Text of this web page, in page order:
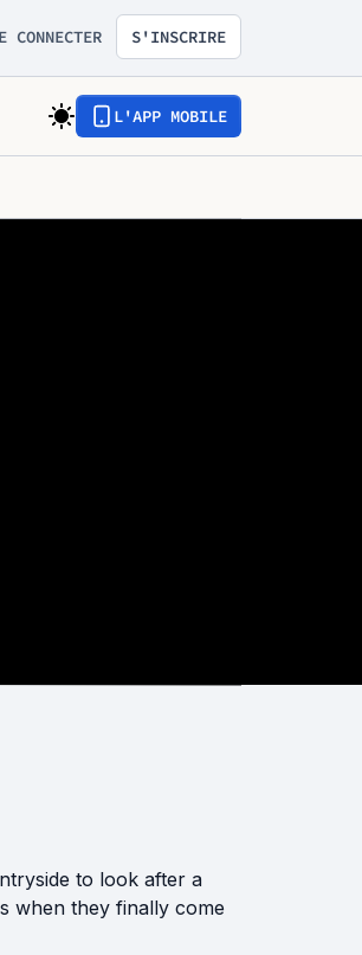
CONNECTER S'INSCRIRE
L'APP MOBILE
to look after a
when they finally come